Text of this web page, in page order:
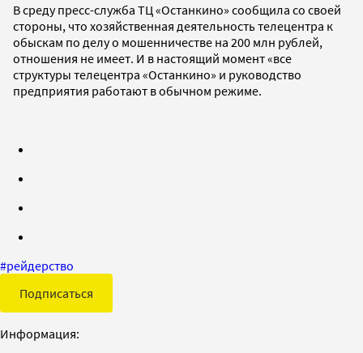
В среду пресс-служба ТЦ «Останкино» сообщила со своей
стороны, что хозяйственная деятельность телецентра к
обыскам по делу о мошенничестве на 200 млн рублей,
отношения не имеет. И в настоящий момент «все
структуры телецентра «Останкино» и руководство
предприятия работают в обычном режиме.
#рейдерство
Подписаться
Информация: